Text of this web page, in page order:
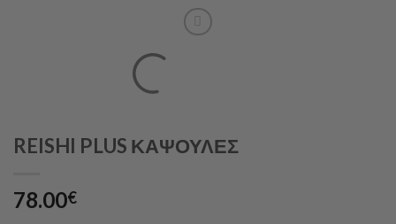
REISHI PLUS ΚΑΨΟΥΛΕΣ
78.00€